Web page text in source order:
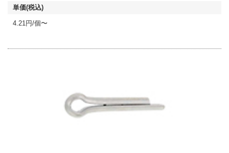
4.21円/個〜